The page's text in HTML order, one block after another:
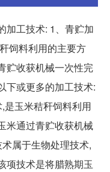
加工技术: 1、青贮加
饲料利用的主要方
贮收获机械一次性完
下或更多的加工技术:
是玉米秸秆饲料利用
米通过青贮收获机械
属于生物处理技术,
项技术是将腊熟期玉